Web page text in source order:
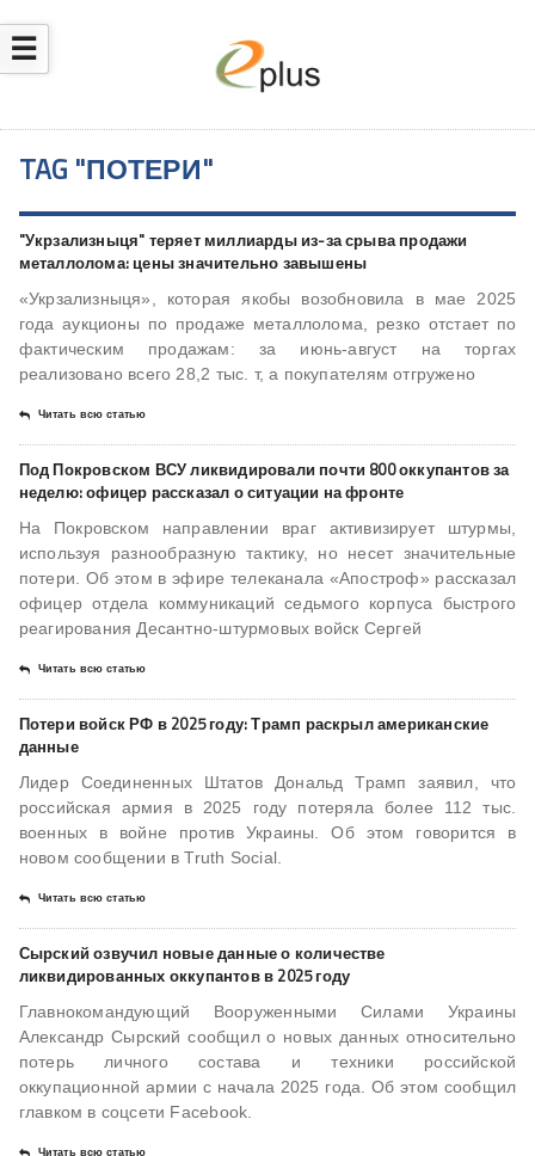
☰
TAG "ПОТЕРИ"
"Укрзализныця" теряет миллиарды из-за срыва продажи
металлолома: цены значительно завышены
«Укрзализныця», которая якобы возобновила в мае 2025
года аукционы по продаже металлолома, резко отстает по
фактическим продажам: за июнь-август на торгах
реализовано всего 28,2 тыс. т, а покупателям отгружено
Читать всю статью
Под Покровском ВСУ ликвидировали почти 800 оккупантов за
неделю: офицер рассказал о ситуации на фронте
На Покровском направлении враг активизирует штурмы,
используя разнообразную тактику, но несет значительные
потери. Об этом в эфире телеканала «Апостроф» рассказал
офицер отдела коммуникаций седьмого корпуса быстрого
реагирования Десантно-штурмовых войск Сергей
Читать всю статью
Потери войск РФ в 2025 году: Трамп раскрыл американские
данные
Лидер Соединенных Штатов Дональд Трамп заявил, что
российская армия в 2025 году потеряла более 112 тыс.
военных в войне против Украины. Об этом говорится в
новом сообщении в Truth Social.
Читать всю статью
Сырский озвучил новые данные о количестве
ликвидированных оккупантов в 2025 году
Главнокомандующий Вооруженными Силами Украины
Александр Сырский сообщил о новых данных относительно
потерь личного состава и техники российской
оккупационной армии с начала 2025 года. Об этом сообщил
главком в соцсети Facebook.
Читать всю статью